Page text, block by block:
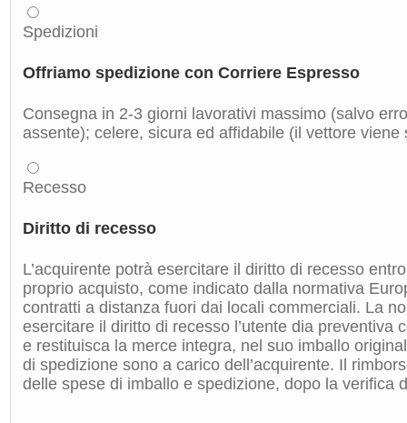
Spedizioni
Offriamo spedizione con Corriere Espresso
Consegna in 2-3 giorni lavorativi massimo (salvo
assente); celere, sicura ed affidabile (il vettore
Recesso
Diritto di recesso
L’acquirente potrà esercitare il diritto di recesso
proprio acquisto, come indicato dalla normativa
contratti a distanza fuori dai locali commerciali. La
esercitare il diritto di recesso l’utente dia preventiva
e restituisca la merce integra, nel suo imballo
di spedizione sono a carico dell’acquirente. Il
delle spese di imballo e spedizione, dopo la verifica